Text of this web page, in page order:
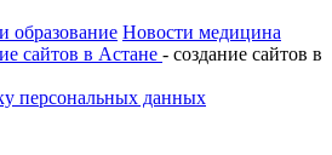
образование Новости медицина
- создание сайтов в
персональных данных